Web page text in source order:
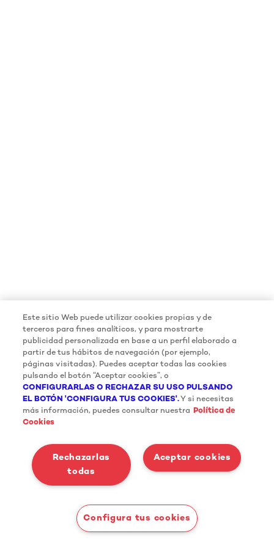
Este sitio Web puede utilizar cookies propias y de
terceros para fines analíticos, y para mostrarte
publicidad personalizada en base a un perfil elaborado a
partir de tus hábitos de navegación (por ejemplo,
páginas visitadas). Puedes aceptar todas las cookies
pulsando el botón “Aceptar cookies”, o
CONFIGURARLAS O RECHAZAR SU USO PULSANDO
EL BOTÓN 'CONFIGURA TUS COOKIES'. Y si necesitas
más información, puedes consultar nuestra Política de
Cookies
Aceptar cookies
Rechazarlas
todas
Configura tus cookies